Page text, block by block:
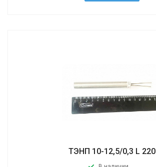
ТЭНП 10-12,5/0,3 L 220